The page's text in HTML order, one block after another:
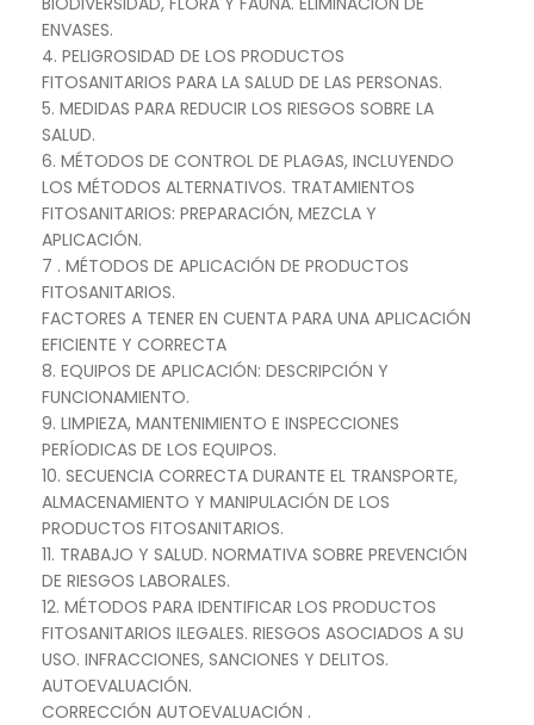
ENVASES.
4. PELIGROSIDAD DE LOS PRODUCTOS
FITOSANITARIOS PARA LA SALUD DE LAS PERSONAS.
5. MEDIDAS PARA REDUCIR LOS RIESGOS SOBRE LA
SALUD.
6. MÉTODOS DE CONTROL DE PLAGAS, INCLUYENDO
LOS MÉTODOS ALTERNATIVOS. TRATAMIENTOS
FITOSANITARIOS: PREPARACIÓN, MEZCLA Y
APLICACIÓN.
7 . MÉTODOS DE APLICACIÓN DE PRODUCTOS
FITOSANITARIOS.
FACTORES A TENER EN CUENTA PARA UNA APLICACIÓN
EFICIENTE Y CORRECTA
8. EQUIPOS DE APLICACIÓN: DESCRIPCIÓN Y
FUNCIONAMIENTO.
9. LIMPIEZA, MANTENIMIENTO E INSPECCIONES
PERÍODICAS DE LOS EQUIPOS.
10. SECUENCIA CORRECTA DURANTE EL TRANSPORTE,
ALMACENAMIENTO Y MANIPULACIÓN DE LOS
PRODUCTOS FITOSANITARIOS.
11. TRABAJO Y SALUD. NORMATIVA SOBRE PREVENCIÓN
DE RIESGOS LABORALES.
12. MÉTODOS PARA IDENTIFICAR LOS PRODUCTOS
FITOSANITARIOS ILEGALES. RIESGOS ASOCIADOS A SU
USO. INFRACCIONES, SANCIONES Y DELITOS.
AUTOEVALUACIÓN.
CORRECCIÓN AUTOEVALUACIÓN .